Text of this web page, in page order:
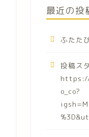
最近の投
ふたた
投稿ス
o_co?